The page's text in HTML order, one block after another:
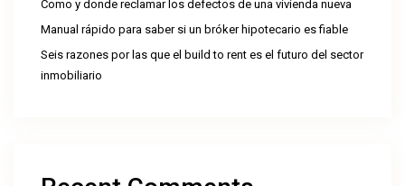
Como y donde reclamar los defectos de una vivienda nueva
Manual rápido para saber si un bróker hipotecario es fiable
Seis razones por las que el build to rent es el futuro del sector
inmobiliario